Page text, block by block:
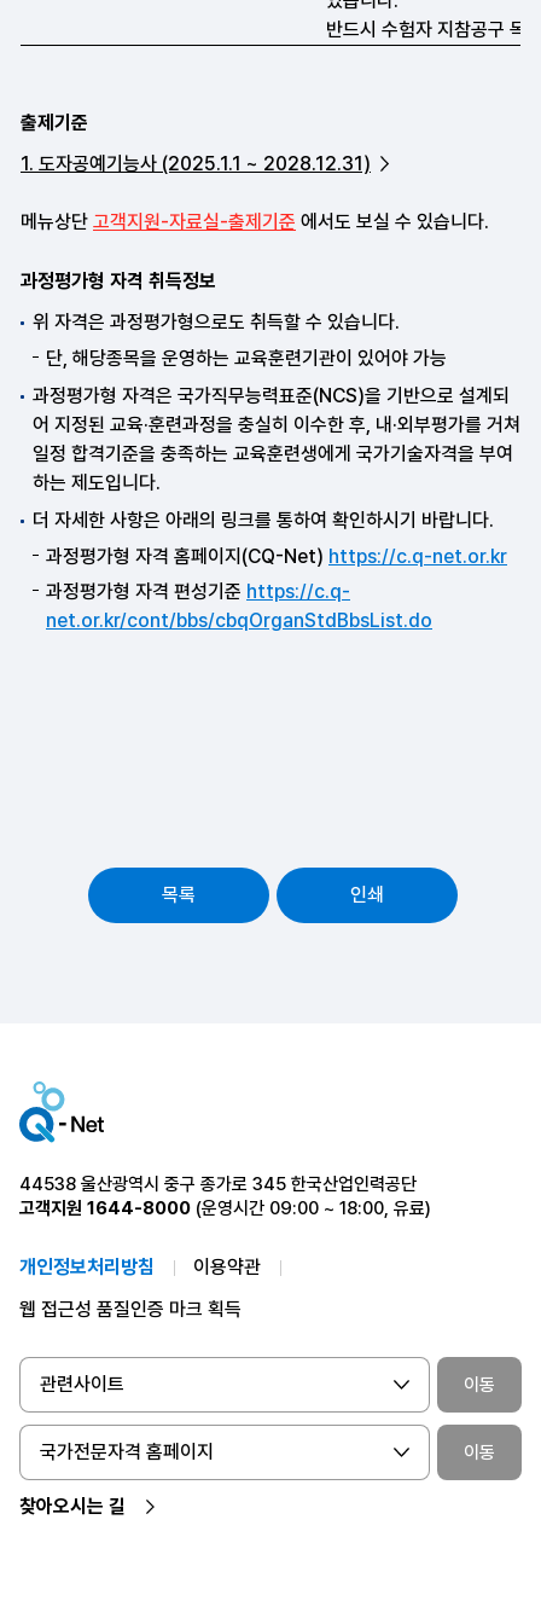
출제기준
1. 도자공예기능사 (2025.1.1 ~ 2028.12.31)
메뉴상단 고객지원-자료실-출제기준 에서도 보실 수 있습니다.
과정평가형 자격 취득정보
위 자격은 과정평가형으로도 취득할 수 있습니다.
단, 해당종목을 운영하는 교육훈련기관이 있어야 가능
과정평가형 자격은 국가직무능력표준(NCS)을 기반으로 설계되
어 지정된 교육·훈련과정을 충실히 이수한 후, 내·외부평가를 거쳐
일정 합격기준을 충족하는 교육훈련생에게 국가기술자격을 부여
하는 제도입니다.
더 자세한 사항은 아래의 링크를 통하여 확인하시기 바랍니다.
과정평가형 자격 홈페이지(CQ-Net) https://c.q-net.or.kr
과정평가형 자격 편성기준 https://c.q-
net.or.kr/cont/bbs/cbqOrganStdBbsList.do
목록 인쇄
44538 울산광역시 중구 종가로 345 한국산업인력공단
고객지원 1644-8000 (운영시간 09:00 ~ 18:00, 유료)
개인정보처리방침
이용약관
웹 접근성 품질인증 마크 획득
관련사이트 이동
국가전문자격 홈페이지 이동
찾아오시는 길